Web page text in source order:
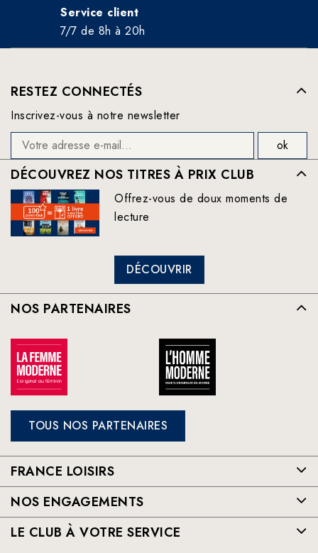
Service client
7/7 de 8h à 20h
RESTEZ CONNECTÉS
Inscrivez-vous à notre newsletter
DÉCOUVREZ NOS TITRES À PRIX CLUB
Offrez-vous de doux moments de
lecture
DÉCOUVRIR
NOS PARTENAIRES
TOUS NOS PARTENAIRES
FRANCE LOISIRS
NOS ENGAGEMENTS
LE CLUB À VOTRE SERVICE